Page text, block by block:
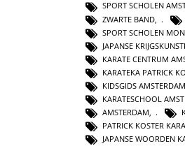
SPORT SCHOLEN
ZWARTE BAND
SPORT SCHOLEN
JAPANSE
KARATE CENTRUM
KARATEKA PATRICK
KIDSGIDS AMSTERDAM
KARATESCHOOL
AMSTERDAM
PATRICK KOSTER
JAPANSE WOORDEN